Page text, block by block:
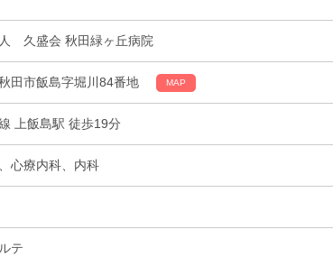
久盛会 秋田緑ヶ丘病院
田市飯島字堀川84番地 MAP
上飯島駅 徒歩19分
心療内科、内科
テ